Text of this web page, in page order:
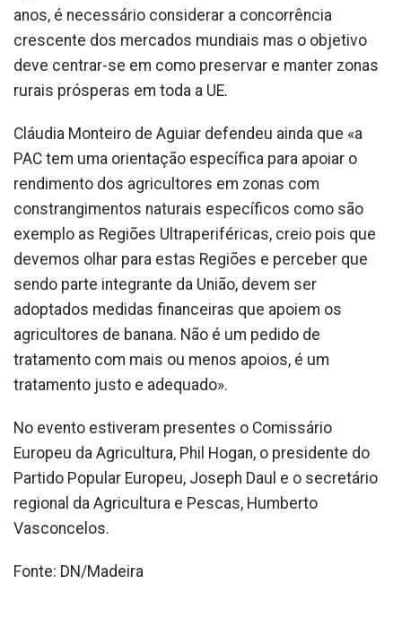
anos, é necessário considerar a concorrência
crescente dos mercados mundiais mas o objetivo
deve centrar-se em como preservar e manter zonas
rurais prósperas em toda a UE.
Cláudia Monteiro de Aguiar defendeu ainda que «a
PAC tem uma orientação específica para apoiar o
rendimento dos agricultores em zonas com
constrangimentos naturais específicos como são
exemplo as Regiões Ultraperiféricas, creio pois que
devemos olhar para estas Regiões e perceber que
sendo parte integrante da União, devem ser
adoptados medidas financeiras que apoiem os
agricultores de banana. Não é um pedido de
tratamento com mais ou menos apoios, é um
tratamento justo e adequado».
No evento estiveram presentes o Comissário
Europeu da Agricultura, Phil Hogan, o presidente do
Partido Popular Europeu, Joseph Daul e o secretário
regional da Agricultura e Pescas, Humberto
Vasconcelos.
Fonte: DN/Madeira